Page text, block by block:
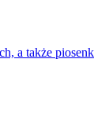
a także